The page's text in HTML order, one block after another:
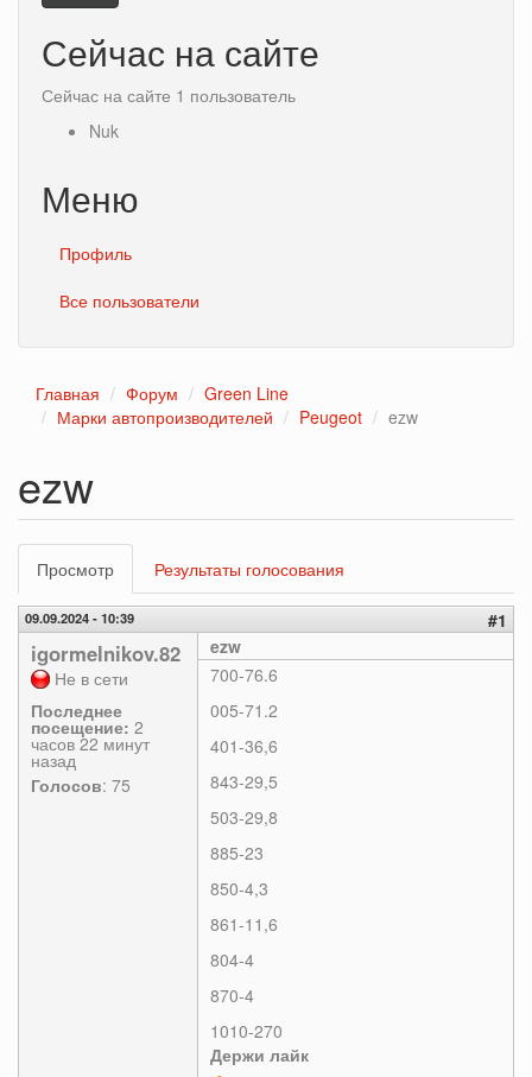
Сейчас на сайте
Сейчас на сайте 1 пользователь
Nuk
Меню
Профиль
Все пользователи
Главная Форум
Green Line
Марки автопроизводителей
Peugeot ezw
ezw
Главные
вкладки
Просмотр (активная
вкладка)
Результаты голосования
09.09.2024 - 10:39 #1
igormelnikov.82
Не в сети
Последнее
посещение: 2
часов 22 минут
назад
Голосов: 75
ezw
700-76.6
005-71.2
401-36,6
843-29,5
503-29,8
885-23
850-4,3
861-11,6
804-4
870-4
1010-270
Держи лайк